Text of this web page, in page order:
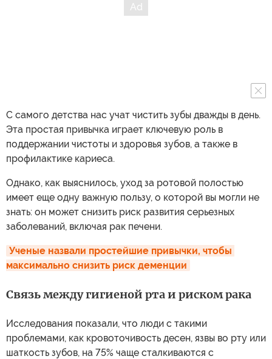
С самого детства нас учат чистить зубы дважды в день.
Эта простая привычка играет ключевую роль в
поддержании чистоты и здоровья зубов, а также в
профилактике кариеса.
Однако, как выяснилось, уход за ротовой полостью
имеет еще одну важную пользу, о которой вы могли не
знать: он может снизить риск развития серьезных
заболеваний, включая рак печени.
Ученые назвали простейшие привычки, чтобы
максимально снизить риск деменции
Связь между гигиеной рта и риском рака
Исследования показали, что люди с такими
проблемами, как кровоточивость десен, язвы во рту или
шаткость зубов, на 75% чаще сталкиваются с